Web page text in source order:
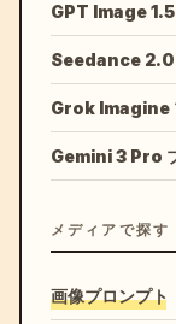
GPT Image 1.5
Seedance 2.0
Grok Imagine
Gemini 3 Pro
メディアで探す
画像プロンプト